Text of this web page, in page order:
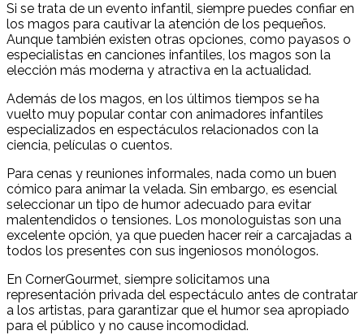
Si se trata de un evento infantil, siempre puedes confiar en
los magos para cautivar la atención de los pequeños.
Aunque también existen otras opciones, como payasos o
especialistas en canciones infantiles, los magos son la
elección más moderna y atractiva en la actualidad.
Además de los magos, en los últimos tiempos se ha
vuelto muy popular contar con animadores infantiles
especializados en espectáculos relacionados con la
ciencia, películas o cuentos.
Para cenas y reuniones informales, nada como un buen
cómico para animar la velada. Sin embargo, es esencial
seleccionar un tipo de humor adecuado para evitar
malentendidos o tensiones. Los monologuistas son una
excelente opción, ya que pueden hacer reír a carcajadas a
todos los presentes con sus ingeniosos monólogos.
En CornerGourmet, siempre solicitamos una
representación privada del espectáculo antes de contratar
a los artistas, para garantizar que el humor sea apropiado
para el público y no cause incomodidad.